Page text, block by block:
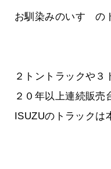
お馴染みのいすゞの
２トントラックや３
２０年以上連続販売
ISUZUのトラックは